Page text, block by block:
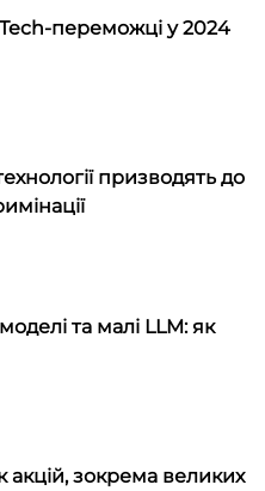
Tech-переможці у 2024
призводять до
та малі LLM: як
акцій, зокрема великих